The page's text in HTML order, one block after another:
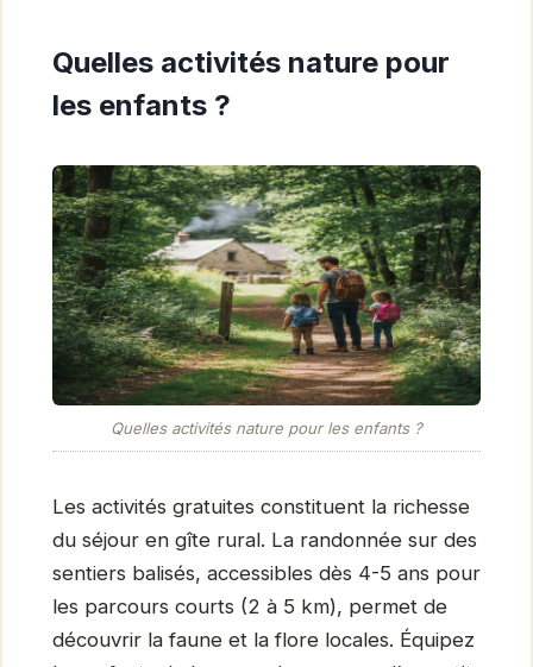
Quelles activités nature pour
les enfants ?
Quelles activités nature pour les enfants ?
Les activités gratuites constituent la richesse
du séjour en gîte rural. La randonnée sur des
sentiers balisés, accessibles dès 4-5 ans pour
les parcours courts (2 à 5 km), permet de
découvrir la faune et la flore locales. Équipez